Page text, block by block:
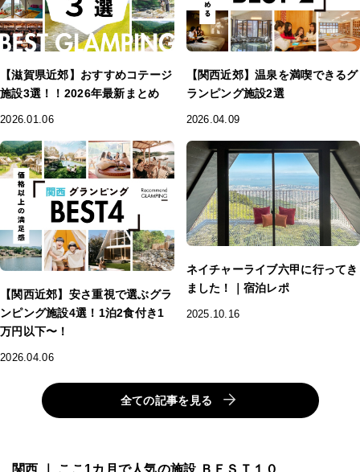
【滋賀県近郊】おすすめコテージ
施設3選！！2026年最新まとめ
2026.01.06
【関西近郊】温泉を満喫できるグ
ランピング施設2選
2026.04.09
【関西近郊】安さ重視で選ぶグラ
ンピング施設4選！1泊2食付き1
万円以下〜！
2026.04.06
ネイチャーライブ六甲に行ってき
ました！｜宿泊レポ
2025.10.16
全ての記事を見る
関西 ｜ ここ1カ月で人気の施設 ＢＥＳＴ１０